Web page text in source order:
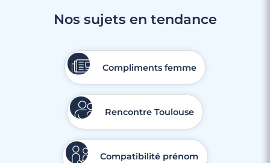
4 minutes
Nos sujets en tendance
Compliments femme
Rencontre Toulouse
Compatibilité prénom